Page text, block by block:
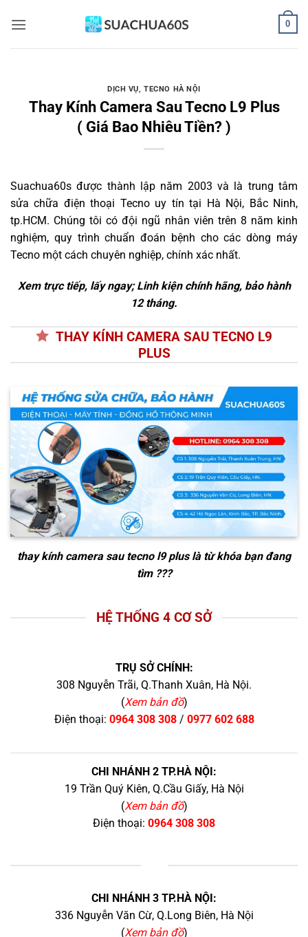
qua
0
DỊCH VỤ,TECNO HÀ NỘI
Thay Kính Camera Sau Tecno L9 Plus
( Giá Bao Nhiêu Tiền? )
Suachua60s được thành lập năm 2003 và là trung tâm
sửa chữa điện thoại Tecno uy tín tại Hà Nội, Bắc Ninh,
tp.HCM. Chúng tôi có đội ngũ nhân viên trên 8 năm kinh
nghiệm, quy trình chuẩn đoán bệnh cho các dòng máy
Tecno một cách chuyên nghiệp, chính xác nhất.
Xem trực tiếp, lấy ngay; Linh kiện chính hãng, bảo hành
12 tháng.
THAY KÍNH CAMERA SAU TECNO L9
PLUS
thay kính camera sau tecno l9 pluslà từ khóa bạn đang
tìm ???
HỆ THỐNG 4 CƠ SỞ
TRỤ SỞ CHÍNH:
308 Nguyễn Trãi, Q.Thanh Xuân, Hà Nội.
(Xem bản đồ)
Điện thoại: 0964 308 308/ 0977 602 688
CHI NHÁNH 2 TP.HÀ NỘI:
19 Trần Quý Kiên, Q.Cầu Giấy, Hà Nội
(Xem bản đồ)
Điện thoại: 0964 308 308
CHI NHÁNH 3 TP.HÀ NỘI:
336 Nguyễn Văn Cừ, Q.Long Biên, Hà Nội
(Xem bản đồ)